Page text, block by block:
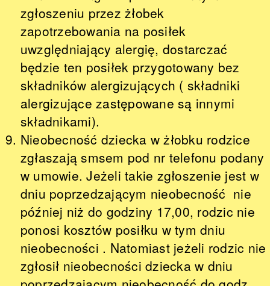
zgłoszeniu przez żłobek
zapotrzebowania na posiłek
uwzględniający alergię, dostarczać
będzie ten posiłek przygotowany bez
składników alergizujących ( składniki
alergizujące zastępowane są innymi
składnikami).
Nieobecność dziecka w żłobku rodzice
zgłaszają smsem pod nr telefonu podany
w umowie. Jeżeli takie zgłoszenie jest w
dniu poprzedzającym nieobecność nie
później niż do godziny 17,00, rodzic nie
ponosi kosztów posiłku w tym dniu
nieobecności . Natomiast jeżeli rodzic nie
zgłosił nieobecności dziecka w dniu